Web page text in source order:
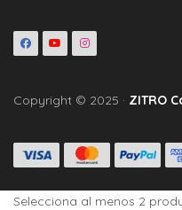
Copyright © 2025 · ZITRO
Selecciona al menos 2